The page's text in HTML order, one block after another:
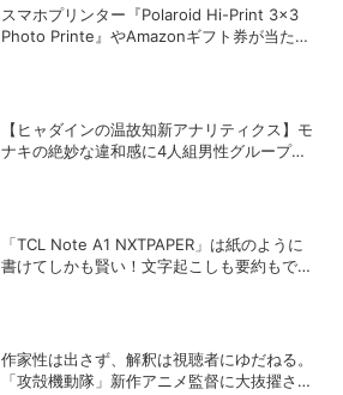
スマホプリンター『Polaroid Hi-Print 3×3
Photo Printe』やAmazonギフト券が当た
【ヒャダインの温故知新アナリティクス】モ
ナキの絶妙な違和感に4人組男性グループの
「TCL Note A1 NXTPAPER」は紙のように
書けてしかも賢い！文字起こしも要約もでき
作家性は出さず、解釈は視聴者にゆだねる。
「攻殻機動隊」新作アニメ監督に大抜擢され